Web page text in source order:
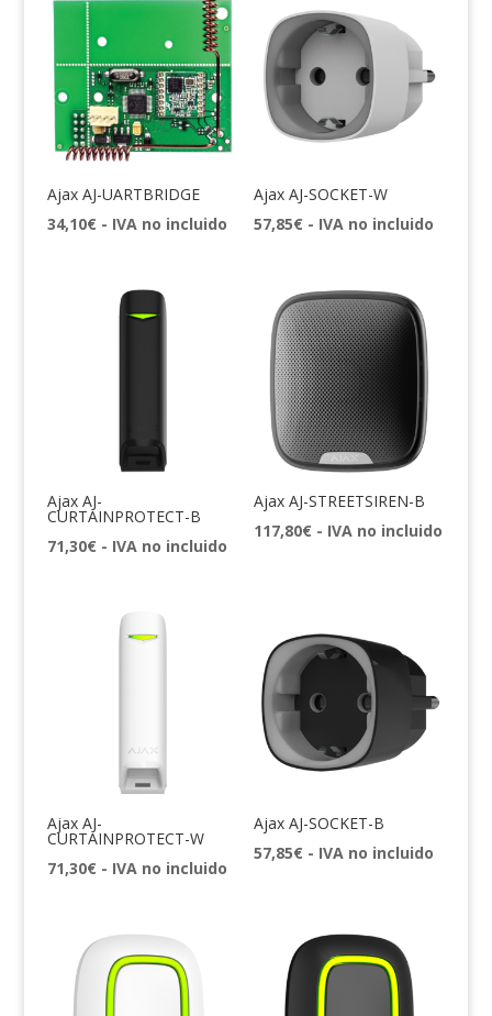
Ajax AJ-UARTBRIDGE
34,10€ - IVA no incluido
Ajax AJ-SOCKET-W
57,85€ - IVA no incluido
Ajax AJ-
CURTAINPROTECT-B
71,30€ - IVA no incluido
Ajax AJ-STREETSIREN-B
117,80€ - IVA no incluido
Ajax AJ-
CURTAINPROTECT-W
71,30€ - IVA no incluido
Ajax AJ-SOCKET-B
57,85€ - IVA no incluido